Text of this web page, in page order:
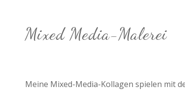
Mixed Media-Malerei
Meine Mixed-Media-Kollagen spielen mit